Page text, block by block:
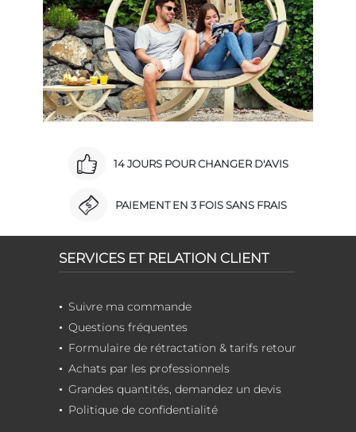
14 JOURS POUR CHANGER D'AVIS
PAIEMENT EN 3 FOIS SANS FRAIS
SERVICES ET RELATION CLIENT
Suivre ma commande
Questions fréquentes
Formulaire de rétractation & tarifs retour
Achats par les professionnels
Grandes quantités, demandez un devis
Politique de confidentialité